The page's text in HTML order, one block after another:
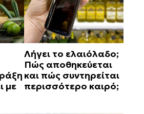
με
Λήγει το ελαιόλαδο;
Πώς αποθηκεύεται
και πώς συντηρείται
περισσότερο καιρό;